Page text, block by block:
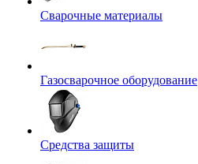
Сварочные материалы
Газосварочное оборудование
Средства защиты